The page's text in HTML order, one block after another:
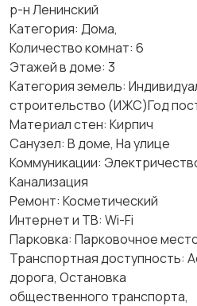
р-н Ленинский
Категория: Дома,
Количество комнат: 6
Этажей в доме: 3
Категория земель:
строительство (ИЖС)Год
Материал стен: Кирпич
Санузел: В доме, На улице
Коммуникации:
Канализация
Ремонт: Косметический
Интернет и ТВ: Wi-Fi
Парковка: Парковочное
Транспортная доступность:
дорога, Остановка
общественного транспорта,